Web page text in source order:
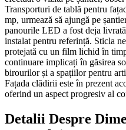
Transporturi de tablă pentru
mp, urmează să ajungă pe
panourile LED a fost deja
instalat pentru referință. Sticla
protejată cu un film lichid în
continuare implicați în găsirea
birourilor și a spațiilor pentru
Fațada clădirii este în prezent
oferind un aspect progresiv al
Detalii Despre